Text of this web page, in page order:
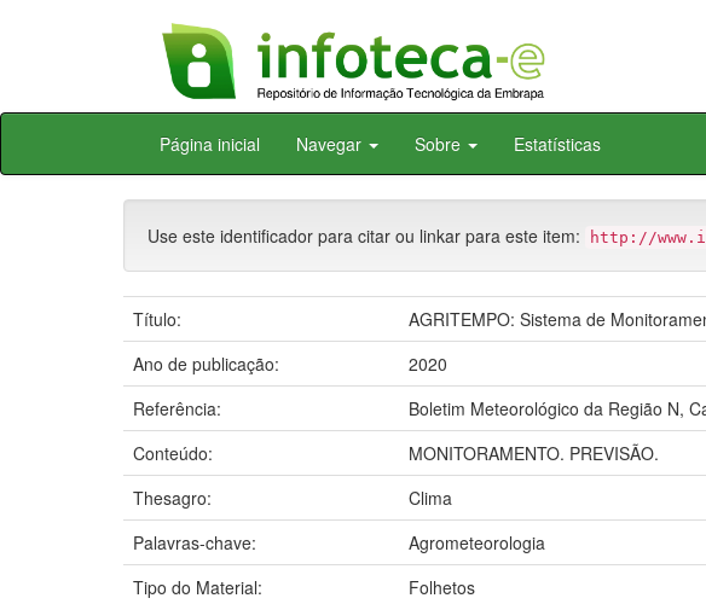
Skip
Página inicial Navegar Sobre Estatísticas
Use este identificador para citar ou linkar para este item: http://
Título:
AGRITEMPO: Sistema de
Ano de publicação:
2020
Referência:
Boletim Meteorológico da Região N,
Conteúdo:
MONITORAMENTO. PREVISÃO.
Thesagro:
Clima
Palavras-chave:
Agrometeorologia
Tipo do Material:
Folhetos